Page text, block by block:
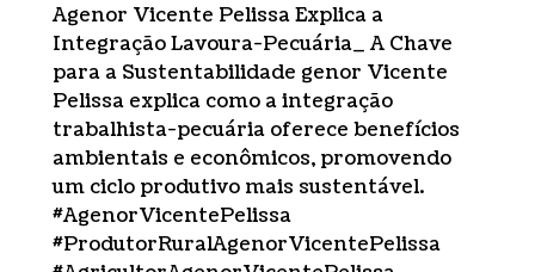
Agenor Vicente Pelissa Explica a
Integração Lavoura-Pecuária_ A Chave
para a Sustentabilidade genor Vicente
Pelissa explica como a integração
trabalhista-pecuária oferece benefícios
ambientais e econômicos, promovendo
um ciclo produtivo mais sustentável.
#AgenorVicentePelissa
#ProdutorRuralAgenorVicentePelissa